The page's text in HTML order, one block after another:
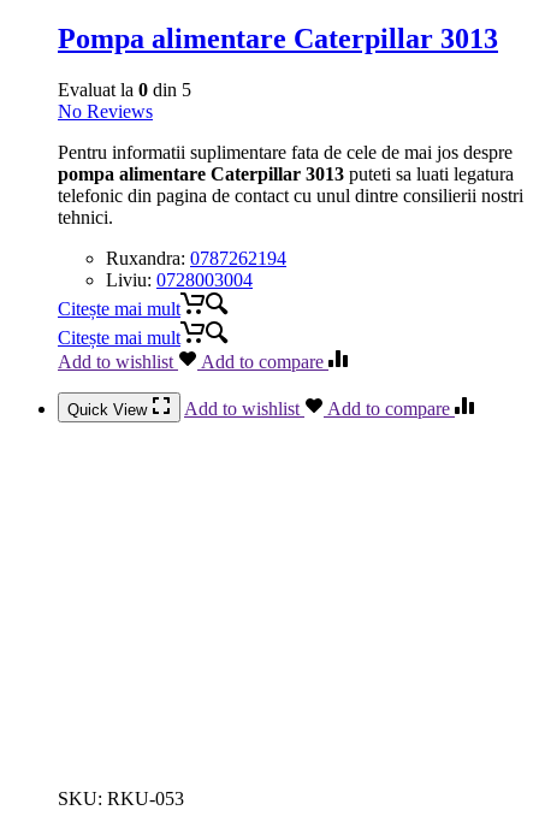
Pompa alimentare Caterpillar 3013
Evaluat la 0 din 5
No Reviews
Pentru informatii suplimentare fata de cele de mai jos despre
pompa alimentare Caterpillar 3013 puteti sa luati legatura
telefonic din pagina de contact cu unul dintre consilierii nostri
tehnici.
Ruxandra: 0787262194
Liviu: 0728003004
Citește mai mult
Citește mai mult
Add to wishlist
Add to compare
Quick View Add to wishlist Add to compare
SKU: RKU-053